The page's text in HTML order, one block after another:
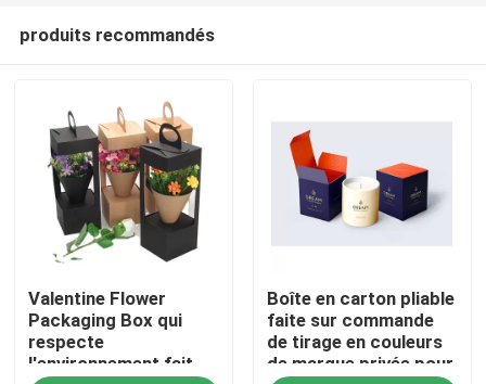
À la maison
Produits
Vidéos
produits recommandés
Valentine Flower
Packaging Box qui
respecte
l'environnement fait
Boîte en carton pliable
faite sur commande
de tirage en couleurs
de marque privée pour